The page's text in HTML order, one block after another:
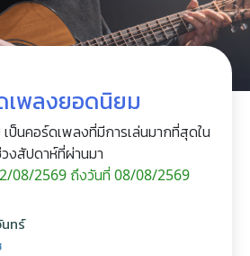
เพลงยอดนิยม
ป็นคอร์ดเพลงที่มีการเล่นมากที่สุดใน
งสัปดาห์ที่ผ่านมา
08/2569 ถึงวันที่ 08/08/2569
ทร์